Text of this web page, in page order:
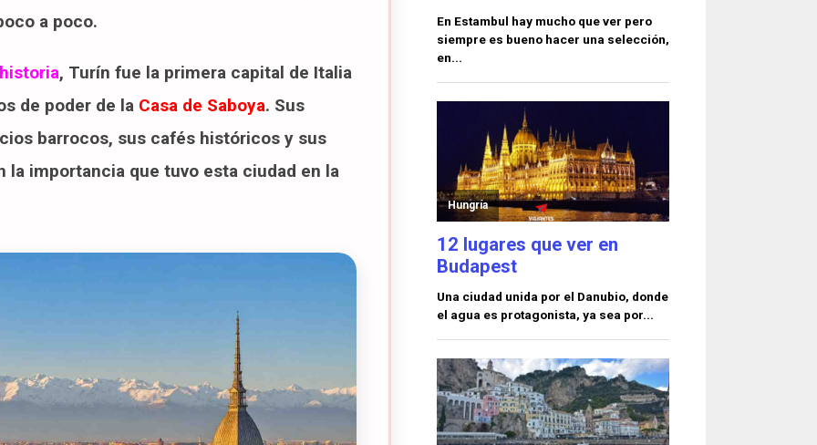
Romano
Palazzo)
visitar Porta Palazzo en 2026
visitar el Palacio de Carignano en 2026
visitar la Consolata en 2026
desde Turín
visitar Turín
a poco.
, Turín fue la primera capital de Italia
de poder de la Casa de Saboya. Sus
barrocos, sus cafés históricos y sus
la importancia que tuvo esta ciudad en la